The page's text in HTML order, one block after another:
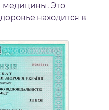
медицины. Это
находится в